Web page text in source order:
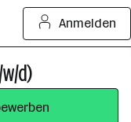
Anmelden
d)